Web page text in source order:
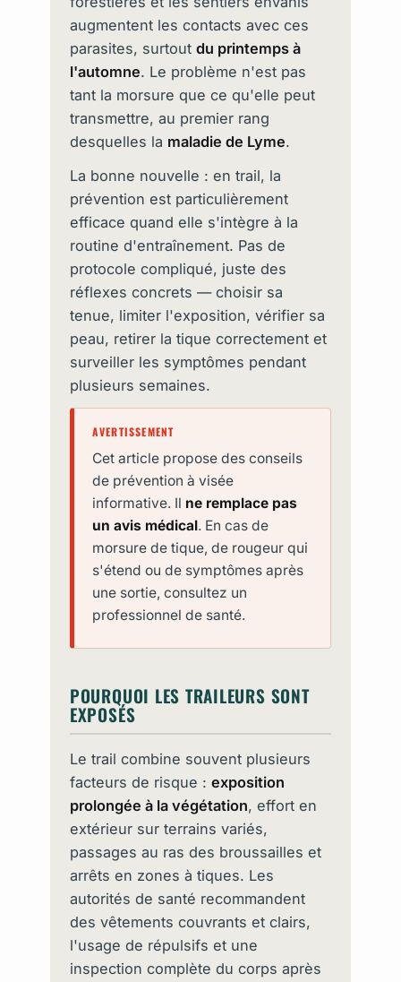
augmentent les contacts avec ces
parasites, surtout du printemps à
l'automne. Le problème n'est pas
tant la morsure que ce qu'elle peut
transmettre, au premier rang
desquelles la maladie de Lyme.
La bonne nouvelle : en trail, la
prévention est particulièrement
efficace quand elle s'intègre à la
routine d'entraînement. Pas de
protocole compliqué, juste des
réflexes concrets — choisir sa
tenue, limiter l'exposition, vérifier sa
peau, retirer la tique correctement et
surveiller les symptômes pendant
plusieurs semaines.
AVERTISSEMENT
Cet article propose des conseils
de prévention à visée
informative. Il ne remplace pas
un avis médical. En cas de
morsure de tique, de rougeur qui
s'étend ou de symptômes après
une sortie, consultez un
professionnel de santé.
POURQUOI LES TRAILEURS SONT
EXPOSÉS
Le trail combine souvent plusieurs
facteurs de risque : exposition
prolongée à la végétation, effort en
extérieur sur terrains variés,
passages au ras des broussailles et
arrêts en zones à tiques. Les
autorités de santé recommandent
des vêtements couvrants et clairs,
l'usage de répulsifs et une
inspection complète du corps après